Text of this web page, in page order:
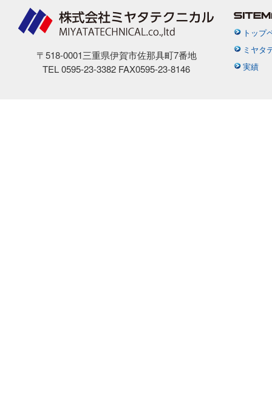
〒518-0001三重県伊賀市佐那具町7番地
TEL 0595-23-3382 FAX0595-23-8146
トップ
ミヤタ
実績